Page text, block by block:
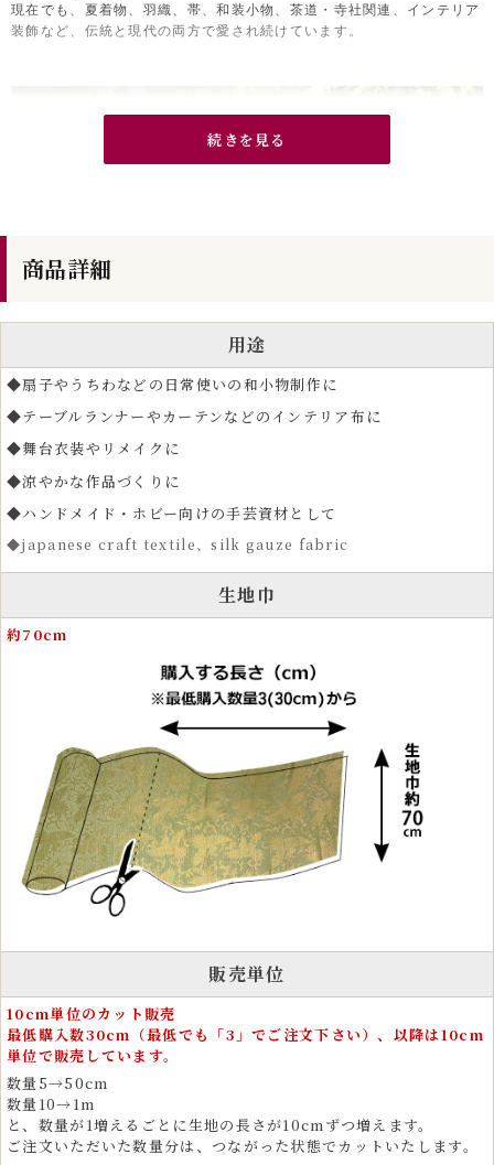
現在でも、夏着物、羽織、帯、和装小物、茶道・寺社関連、インテリア
装飾など、伝統と現代の両方で愛され続けています。
続きを見る
商品詳細
用途
◆扇子やうちわなどの日常使いの和小物制作に
◆テーブルランナーやカーテンなどのインテリア布に
◆舞台衣装やリメイクに
◆涼やかな作品づくりに
◆ハンドメイド・ホビー向けの手芸資材として
◆japanese craft textile、silk gauze fabric
生地巾
約70cm
販売単位
10cm単位のカット販売
最低購入数30cm（最低でも「3」でご注文下さい）、以降は10cm
単位で販売しています。
数量5→50cm
数量10→1m
と、数量が1増えるごとに生地の長さが10cmずつ増えます。
ご注文いただいた数量分は、つながった状態でカットいたします。